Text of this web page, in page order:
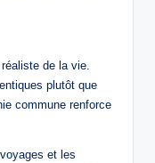
de la vie.
plutôt que
commune renforce
et les